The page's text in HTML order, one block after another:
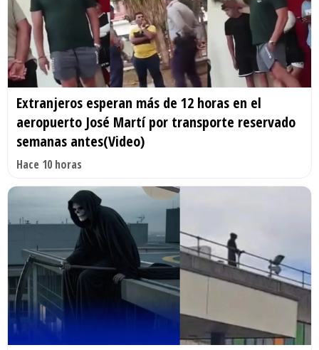
Extranjeros esperan más de 12 horas en el
aeropuerto José Martí por transporte reservado
semanas antes(Video)
Hace 10 horas